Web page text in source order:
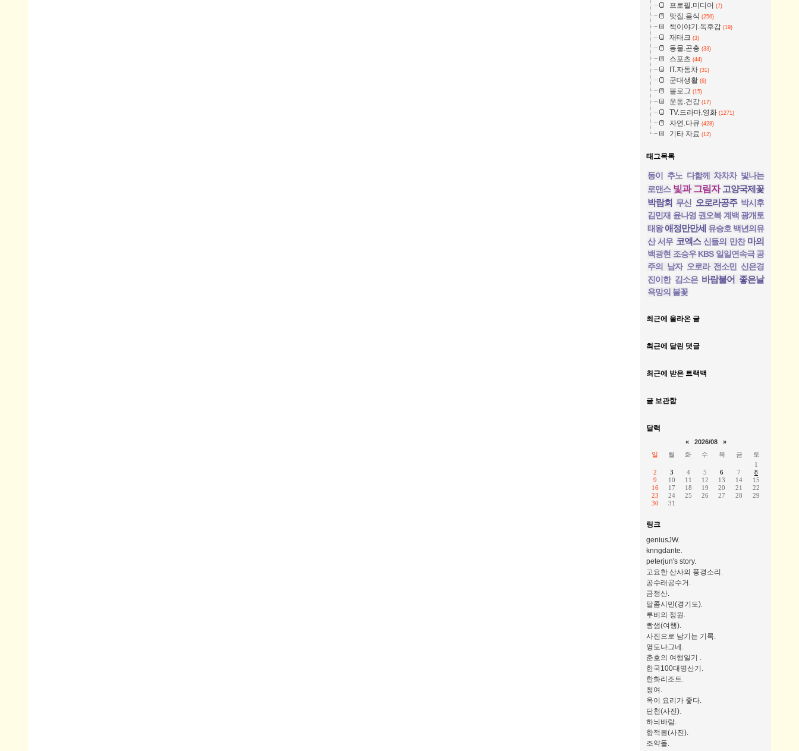
프로필.미디어 (7)
맛집.음식 (256)
책이야기.독후감 (19)
재태크 (3)
동물.곤충 (33)
스포츠 (44)
IT.자동차 (31)
군대생활 (6)
블로그 (15)
운동.건강 (17)
TV.드라마.영화 (1271)
자연.다큐 (428)
기타 자료 (12)
태그목록
동이 추노 다함께 차차차 빛나는
로맨스 빛과 그림자 고양국제꽃
박람회 무신 오로라공주 박시후
김민재 윤나영 권오복 계백 광개토
태왕 애정만만세 유승호 백년의유
산 서우 코엑스 신들의 만찬 마의
백광현 조승우 KBS 일일연속극 공
주의 남자 오로라 전소민 신은경
진이한 김소은 바람불어 좋은날
욕망의 불꽃
최근에 올라온 글
최근에 달린 댓글
최근에 받은 트랙백
글 보관함
달력
« 2026/08
»
일
월 화 수 목 금
토
1
2
3 4 5 6 7
8
9
10 11 12 13 14
15
16
17 18 19 20 21
22
23
24 25 26 27 28
29
30
31
링크
geniusJW.
knngdante.
peterjun's story.
고요한 산사의 풍경소리.
공수래공수거.
금정산.
달콤시민(경기도).
루비의 정원.
빵샘(여행).
사진으로 남기는 기록.
영도나그네.
춘호의 여행일기 .
한국100대명산기.
한화리조트.
청여.
옥이 요리가 좋다.
단천(사진).
하늬바람.
향적봉(사진).
조약돌.